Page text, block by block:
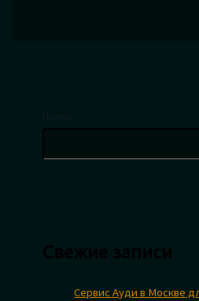
Сервис Ауди в Москве